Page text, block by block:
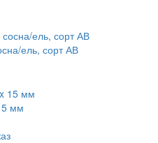
ель, сорт АВ
мм